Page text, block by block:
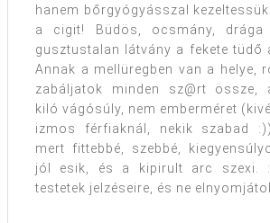
hanem bőrgyógyásszal
a cigit! Büdös, ocsmány,
gusztustalan látvány a fekete tüdő
Annak a mellüregben van a helye,
zabáljatok minden sz@rt össze,
kiló vágósúly, nem emberméret
izmos férfiaknál, nekik szabad
mert fittebbé, szebbé,
jól esik, és a kipirult arc szexi.
testetek jelzéseire, és ne